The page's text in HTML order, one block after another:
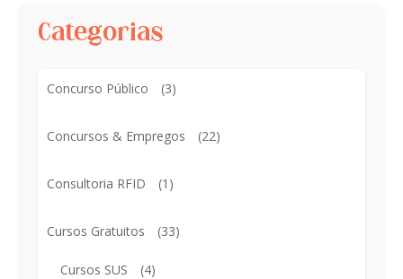
Categorias
Concurso Público (3)
Concursos & Empregos (22)
Consultoria RFID (1)
Cursos Gratuitos (33)
Cursos SUS (4)